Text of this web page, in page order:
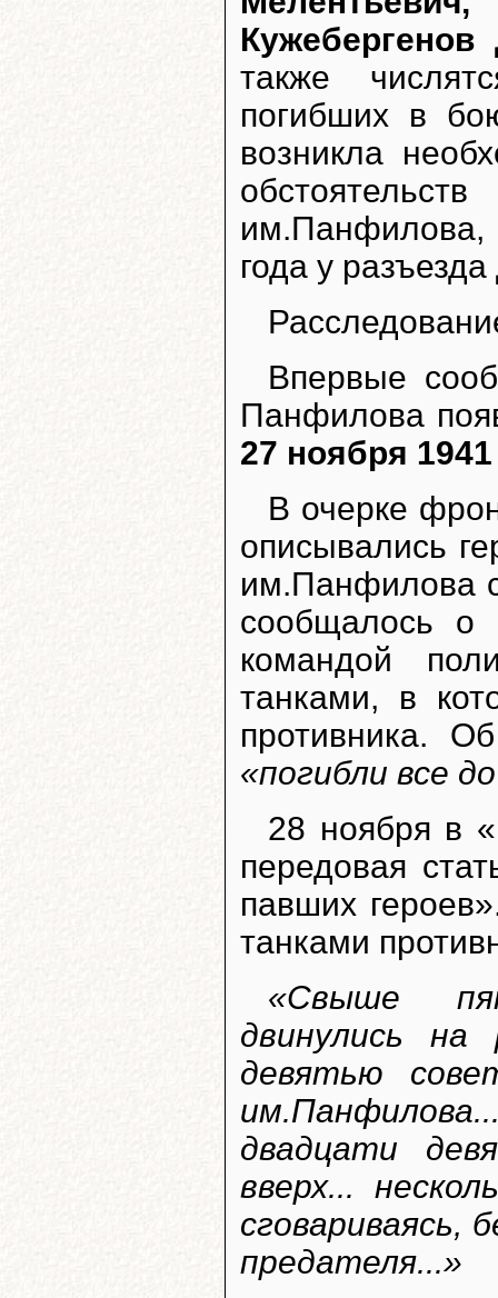
также
погибших в
возникла
года у
Впервые
Панфилова
27 ноября
В очерке
описывались
им.Панфилова
сообщалось о
командой
танками, в
противника.
«погибли все
28 ноября в
передовая
павших
танками
«Свыше
двинулись на
девятью
двадцати
вверх...
сговариваясь,
предателя...»